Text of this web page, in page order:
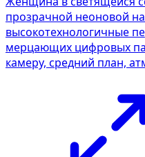
прозрачной неоновой
высокотехнологичные
мерцающих цифровых
камеру, средний план,